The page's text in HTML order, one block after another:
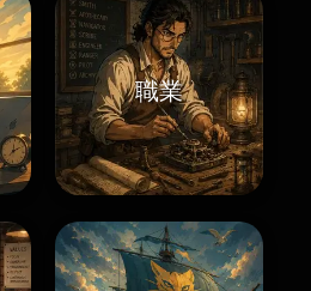
職業